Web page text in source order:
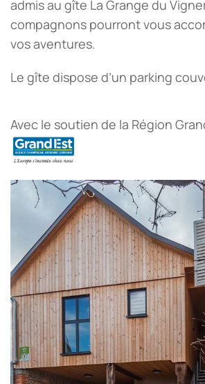
admis au gîte La Grange du
compagnons pourront vous
vos aventures.
Le gîte dispose d’un parking
Avec le soutien de la Région